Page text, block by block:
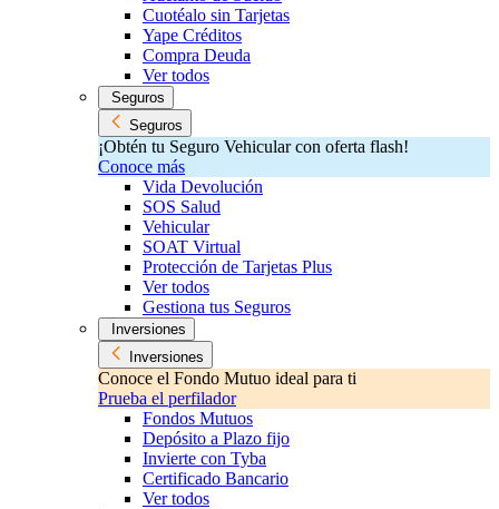
Cuotéalo sin Tarjetas
Yape Créditos
Compra Deuda
Ver todos
Seguros
Seguros
¡Obtén tu Seguro Vehicular con oferta flash!
Conoce más
Vida Devolución
SOS Salud
Vehicular
SOAT Virtual
Protección de Tarjetas Plus
Ver todos
Gestiona tus Seguros
Inversiones
Inversiones
Conoce el Fondo Mutuo ideal para ti
Prueba el perfilador
Fondos Mutuos
Depósito a Plazo fijo
Invierte con Tyba
Certificado Bancario
Ver todos